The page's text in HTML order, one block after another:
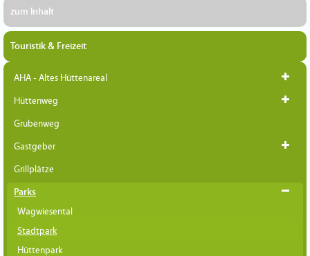
zum Inhalt
Touristik & Freizeit
AHA - Altes Hüttenareal
Hüttenweg
Grubenweg
Gastgeber
Grillplätze
Parks
Wagwiesental
Stadtpark
Hüttenpark